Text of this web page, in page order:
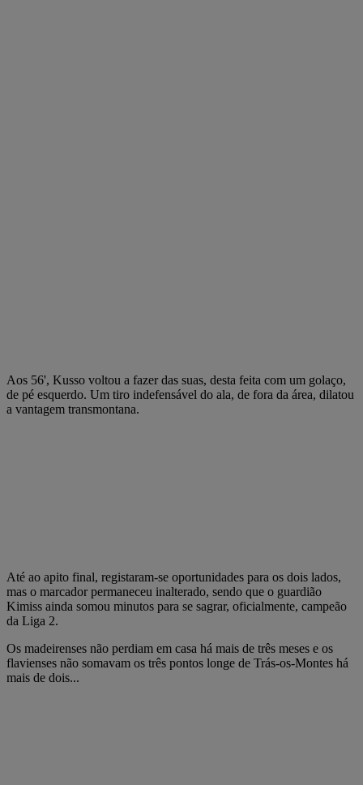
Aos 56', Kusso voltou a fazer das suas, desta feita com um golaço,
de pé esquerdo. Um tiro indefensável do ala, de fora da área, dilatou
a vantagem transmontana.
Até ao apito final, registaram-se oportunidades para os dois lados,
mas o marcador permaneceu inalterado, sendo que o guardião
Kimiss ainda somou minutos para se sagrar, oficialmente, campeão
da Liga 2.
Os madeirenses não perdiam em casa há mais de três meses e os
flavienses não somavam os três pontos longe de Trás-os-Montes há
mais de dois...